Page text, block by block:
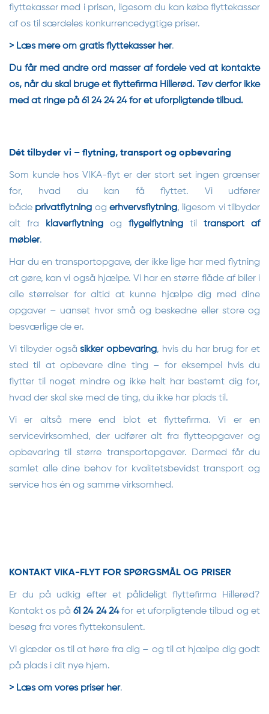
flyttekasser med i prisen, ligesom du kan købe flyttekasser
af os til særdeles konkurrencedygtige priser.
> Læs mere om gratis flyttekasser her.
Du får med andre ord masser af fordele ved at kontakte
os, når du skal bruge et flyttefirma Hillerød. Tøv derfor ikke
med at ringe på 61 24 24 24for et uforpligtende tilbud.
Dét tilbyder vi – flytning, transport og opbevaring
Som kunde hos VIKA-flyt er der stort set ingen grænser
for, hvad du kan få flyttet. Vi udfører
både privatflytning ogerhvervsflytning, ligesom vi tilbyder
alt fra
klaverflytning og flygelflytning til transport af
møbler.
Har du en transportopgave, der ikke lige har med flytning
at gøre, kan vi også hjælpe. Vi har en større flåde af biler i
alle størrelser for altid at kunne hjælpe dig med dine
opgaver – uanset hvor små og beskedne eller store og
besværlige de er.
Vi tilbyder ogsåsikker opbevaring, hvis du har brug for et
sted til at opbevare dine ting – for eksempel hvis du
flytter til noget mindre og ikke helt har bestemt dig for,
hvad der skal ske med de ting, du ikke har plads til.
Vi er altså mere end blot et flyttefirma. Vi er en
servicevirksomhed, der udfører alt fra flytteopgaver og
opbevaring til større transportopgaver. Dermed får du
samlet alle dine behov for kvalitetsbevidst transport og
service hos én og samme virksomhed.
KONTAKT VIKA-FLYT FOR SPØRGSMÅL OG PRISER
Er du på udkig efter et pålideligt flyttefirma Hillerød?
Kontakt os på 61 24 24 24for et uforpligtende tilbud og et
besøg fra vores flyttekonsulent.
Vi glæder os til at høre fra dig – og til at hjælpe dig godt
på plads i dit nye hjem.
> Læs om vores priser her.